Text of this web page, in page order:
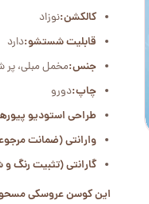
کالکشن:نوزاد
قابلیت شستشو:دارد
جنس:مخمل مبلی، پر
چاپ:دورو
طراحی استودیو
وارانتی (ضمانت
گارانتی (تثبیت رنگ
این کوسن‌ عروسکی